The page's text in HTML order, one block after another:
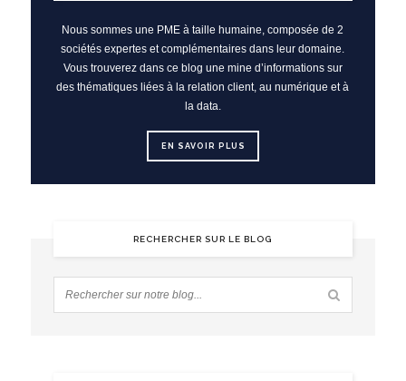
Nous sommes une PME à taille humaine, composée de 2
sociétés expertes et complémentaires dans leur domaine.
Vous trouverez dans ce blog une mine d’informations sur
des thématiques liées à la relation client, au numérique et à
la data.
EN SAVOIR PLUS
RECHERCHER SUR LE BLOG